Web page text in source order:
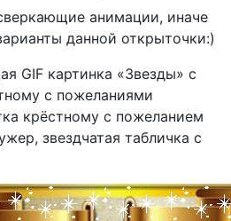
анимации, иначе
данной открыточки:)